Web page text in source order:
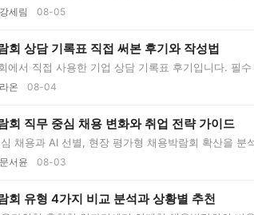
세림 08-05
회 상담 기록표 직접 써본 후기와 작성법
에서 직접 사용한 기업 상담 기록표 후기입니다. 필
온 08-04
회 직무 중심 채용 변화와 취업 전략 가이드
채용과 AI 선별, 현장 평가형 채용박람회 확산을 분
서윤 08-03
회 유형 4가지 비교 분석과 상황별 추천